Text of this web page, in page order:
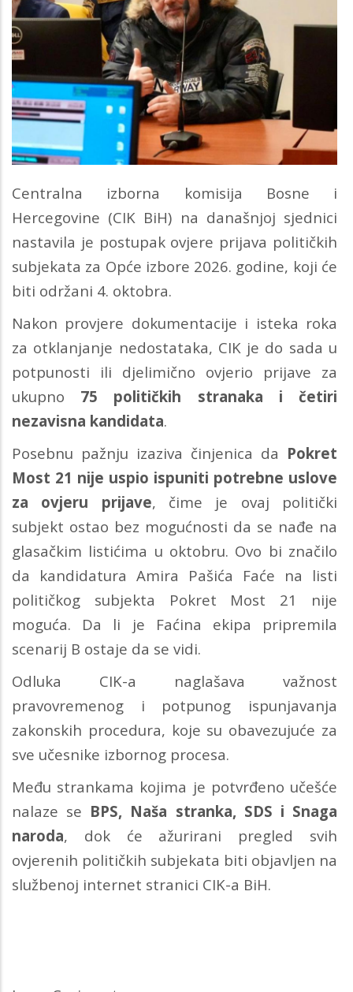
Centralna izborna komisija Bosne i
Hercegovine (CIK BiH) na današnjoj sjednici
nastavila je postupak ovjere prijava političkih
subjekata za Opće izbore 2026. godine, koji će
biti održani 4. oktobra.
Nakon provjere dokumentacije i isteka roka
za otklanjanje nedostataka, CIK je do sada u
potpunosti ili djelimično ovjerio prijave za
ukupno 75 političkih stranaka i četiri
nezavisna kandidata.
Posebnu pažnju izaziva činjenica da Pokret
Most 21 nije uspio ispuniti potrebne uslove
za ovjeru prijave, čime je ovaj politički
subjekt ostao bez mogućnosti da se nađe na
glasačkim listićima u oktobru. Ovo bi značilo
da kandidatura Amira Pašića Faće na listi
političkog subjekta Pokret Most 21 nije
moguća. Da li je Faćina ekipa pripremila
scenarij B ostaje da se vidi.
Odluka CIK-a naglašava važnost
pravovremenog i potpunog ispunjavanja
zakonskih procedura, koje su obavezujuće za
sve učesnike izbornog procesa.
Među strankama kojima je potvrđeno učešće
nalaze se BPS, Naša stranka, SDS i Snaga
naroda, dok će ažurirani pregled svih
ovjerenih političkih subjekata biti objavljen na
službenoj internet stranici CIK-a BiH.